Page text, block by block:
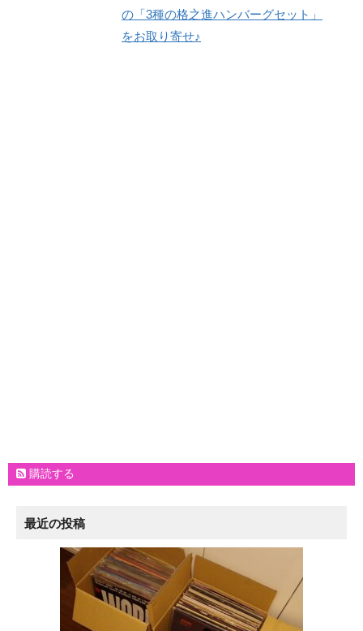
の「3種の格之進ハンバーグセット」
をお取り寄せ♪
購読する
最近の投稿